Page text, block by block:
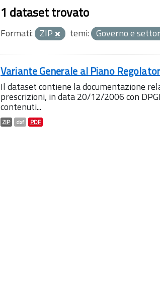
1 dataset trovato
Formati: ZIP temi: Governo e
Variante Generale al Piano
Il dataset contiene la documentazione
prescrizioni, in data 20/12/2006 con
contenuti...
ZIP dxf PDF